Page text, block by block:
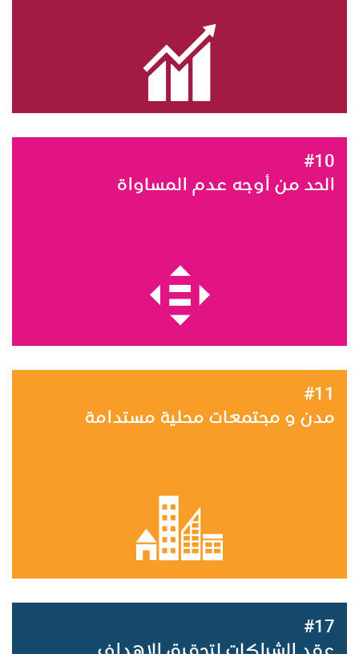
#10
الحد من أوجه عدم المساواة
#11
مدن و مجتمعات محلية مستدامة
#17
عقد الشراكات لتحقيق الاهداف